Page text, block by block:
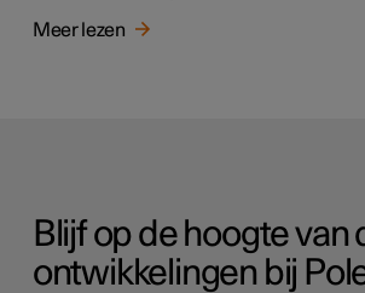
Meer lezen
Blijf op de hoogte van
ontwikkelingen bij